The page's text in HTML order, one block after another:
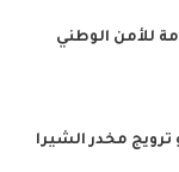
للأمن الوطني
مخدر الشيرا